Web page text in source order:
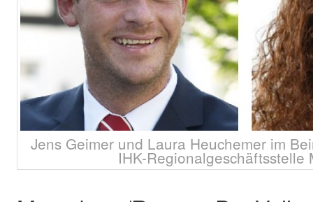
Jens Geimer und Laura Heuchemer im
IHK-Regionalgeschäftsstelle